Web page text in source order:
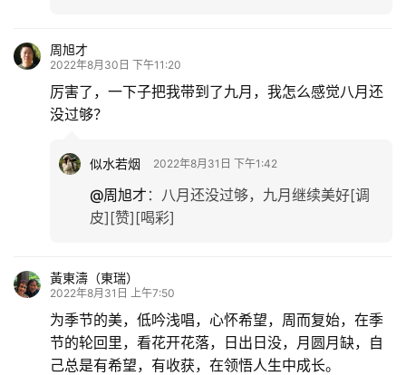
周旭才
2022年8月30日 下午11:20
厉害了，一下子把我带到了九月，我怎么感觉八月还
没过够？
似水若烟 2022年8月31日 下午1:42
@周旭才 ： 八月还没过够，九月继续美好[调
皮][赞][喝彩]
黃東濤（東瑞）
2022年8月31日 上午7:50
为季节的美，低吟浅唱，心怀希望，周而复始，在季
节的轮回里，看花开花落，日出日没，月圆月缺，自
己总是有希望，有收获，在领悟人生中成长。